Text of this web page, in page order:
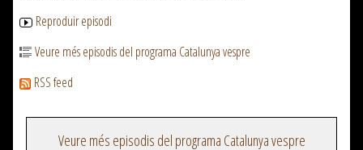
Reproduir episodi
Veure més episodis del programa Catalunya vespre
RSS feed
Veure més episodis del programa Catalunya vespre